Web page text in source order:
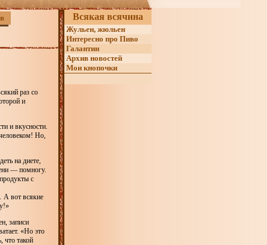
раз со
и
и вкусности.
Но,
на диете,
— помногу.
с
А вот всякие
записи
«Но это
что такой
Всякая всячина
Жульен, жюльен
Интересно про Пиво
Галантин
Архив новостей
Мои кнопочки